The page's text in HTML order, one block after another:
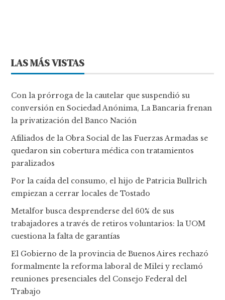
LAS MÁS VISTAS
Con la prórroga de la cautelar que suspendió su
conversión en Sociedad Anónima, La Bancaria frenan
la privatización del Banco Nación
Afiliados de la Obra Social de las Fuerzas Armadas se
quedaron sin cobertura médica con tratamientos
paralizados
Por la caída del consumo, el hijo de Patricia Bullrich
empiezan a cerrar locales de Tostado
Metalfor busca desprenderse del 60% de sus
trabajadores a través de retiros voluntarios: la UOM
cuestiona la falta de garantías
El Gobierno de la provincia de Buenos Aires rechazó
formalmente la reforma laboral de Milei y reclamó
reuniones presenciales del Consejo Federal del
Trabajo